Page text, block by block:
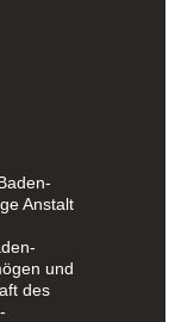
Anstalt
und
des